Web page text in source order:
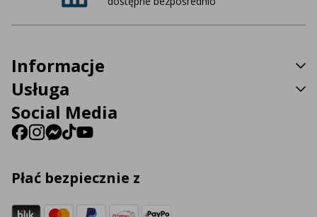
Informacje
Usługa
Social Media
Płać bezpiecznie z